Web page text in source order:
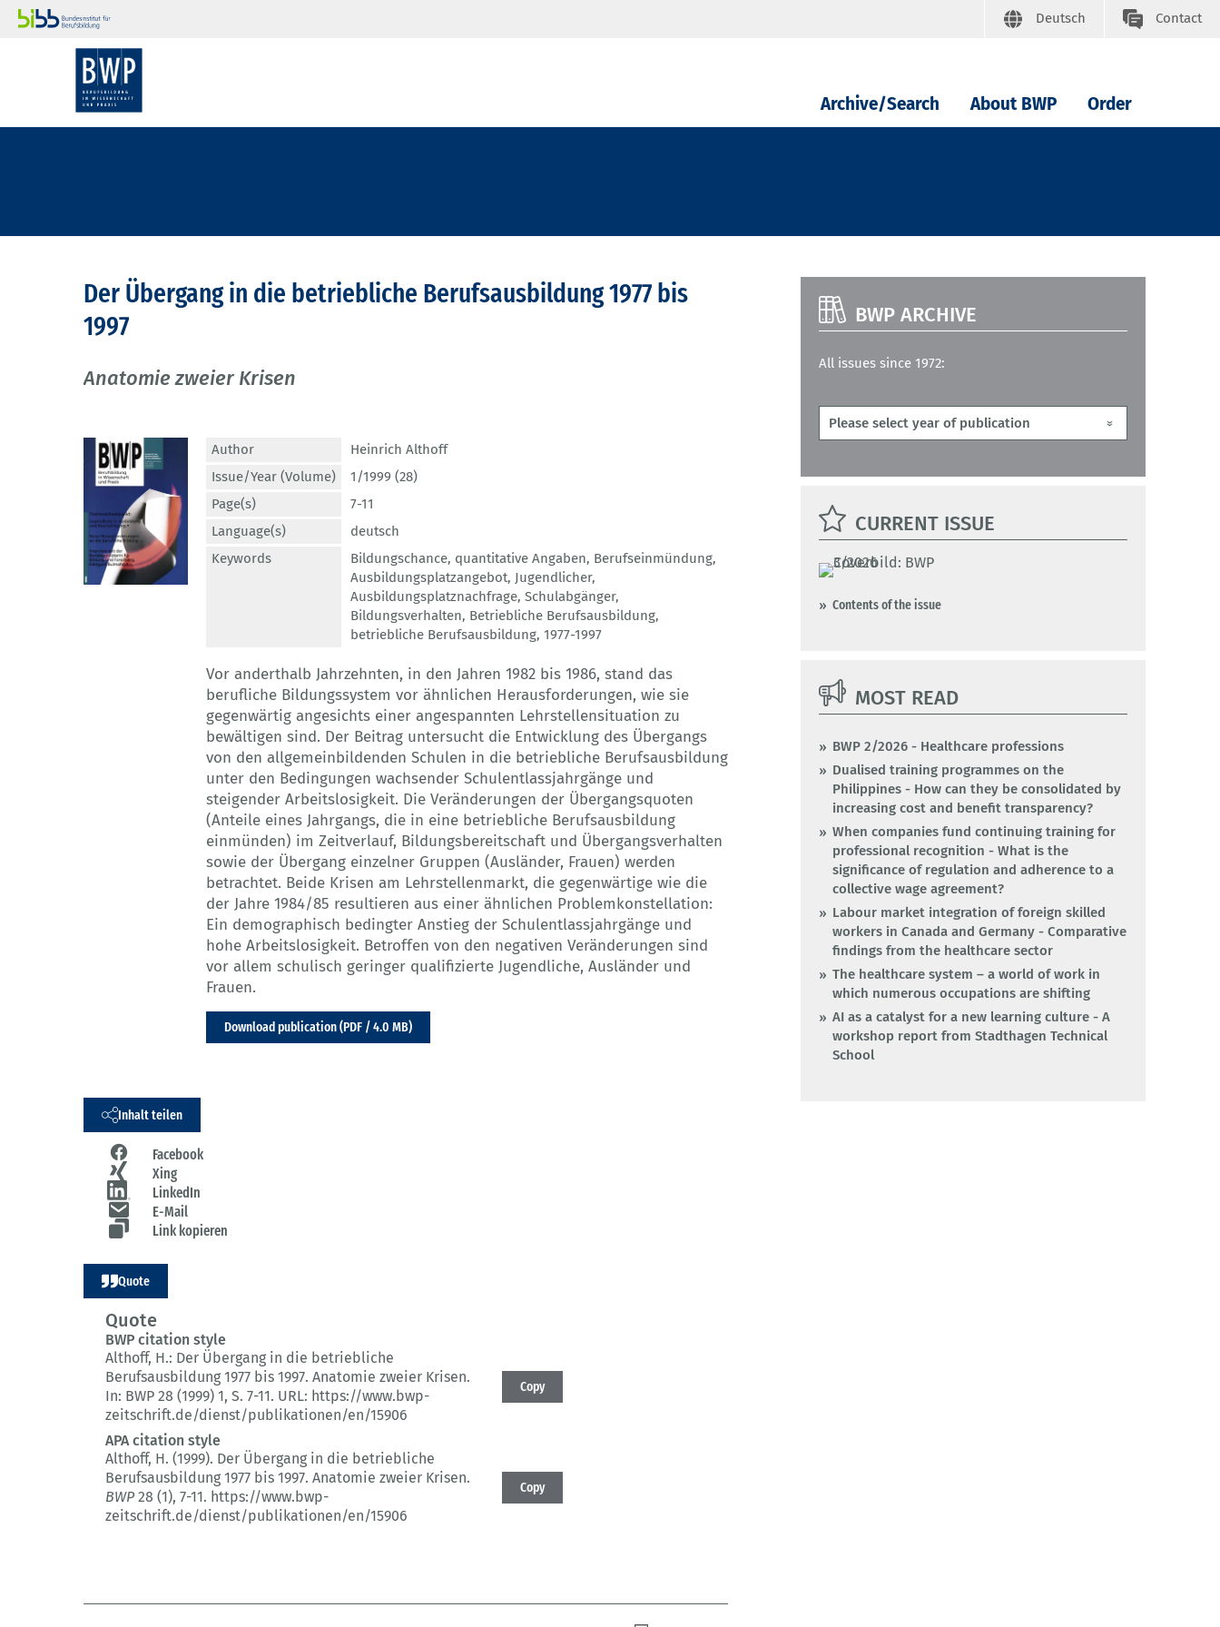
Deutsch Contact
Archive/Search About BWP Order
Der Übergang in die betriebliche Berufsausbildung 1977 bis
1997
Anatomie zweier Krisen
Author
Heinrich Althoff
Issue/Year (Volume)
1/1999 (28)
Page(s)
7-11
Language(s)
deutsch
Keywords
Bildungschance, quantitative Angaben, Berufseinmündung,
Ausbildungsplatzangebot, Jugendlicher,
Ausbildungsplatznachfrage, Schulabgänger,
Bildungsverhalten, Betriebliche Berufsausbildung,
betriebliche Berufsausbildung, 1977-1997
Vor anderthalb Jahrzehnten, in den Jahren 1982 bis 1986, stand das
berufliche Bildungssystem vor ähnlichen Herausforderungen, wie sie
gegenwärtig angesichts einer angespannten Lehrstellensituation zu
bewältigen sind. Der Beitrag untersucht die Entwicklung des Übergangs
von den allgemeinbildenden Schulen in die betriebliche Berufsausbildung
unter den Bedingungen wachsender Schulentlassjahrgänge und
steigender Arbeitslosigkeit. Die Veränderungen der Übergangsquoten
(Anteile eines Jahrgangs, die in eine betriebliche Berufsausbildung
einmünden) im Zeitverlauf, Bildungsbereitschaft und Übergangsverhalten
sowie der Übergang einzelner Gruppen (Ausländer, Frauen) werden
betrachtet. Beide Krisen am Lehrstellenmarkt, die gegenwärtige wie die
der Jahre 1984/85 resultieren aus einer ähnlichen Problemkonstellation:
Ein demographisch bedingter Anstieg der Schulentlassjahrgänge und
hohe Arbeitslosigkeit. Betroffen von den negativen Veränderungen sind
vor allem schulisch geringer qualifizierte Jugendliche, Ausländer und
Frauen.
Download publication (PDF / 4.0 MB)
Inhalt teilen
Facebook
Xing
LinkedIn
E-Mail
Link kopieren
Quote
Quote
BWP citation style
Althoff, H.: Der Übergang in die betriebliche
Berufsausbildung 1977 bis 1997. Anatomie zweier Krisen.
In: BWP 28 (1999) 1, S. 7-11. URL: https://www.bwp-
zeitschrift.de/dienst/publikationen/en/15906
Copy
APA citation style
Althoff, H. (1999). Der Übergang in die betriebliche
Berufsausbildung 1977 bis 1997. Anatomie zweier Krisen.
BWP28 (1), 7-11. https://www.bwp-
zeitschrift.de/dienst/publikationen/en/15906
Copy
BWP ARCHIVE
All issues since 1972:
CURRENT ISSUE
Contents of the issue
MOST READ
BWP 2/2026 - Healthcare professions
Dualised training programmes on the
Philippines - How can they be consolidated by
increasing cost and benefit transparency?
When companies fund continuing training for
professional recognition - What is the
significance of regulation and adherence to a
collective wage agreement?
Labour market integration of foreign skilled
workers in Canada and Germany - Comparative
findings from the healthcare sector
The healthcare system – a world of work in
which numerous occupations are shifting
AI as a catalyst for a new learning culture - A
workshop report from Stadthagen Technical
School